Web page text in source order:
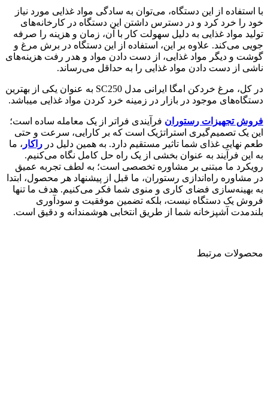
با استفاده از این دستگاه، می‌توان به سادگی مواد غذایی مورد نیاز
خود را خرد کرد و در دسترس داشتن این دستگاه در کارخانه‌های
تولید مواد غذایی به دلیل سهولت کار با آن، زمان و هزینه را صرفه
جویی می‌کند. علاوه بر این، استفاده از این دستگاه در برش مرغ و
گوشت و دیگر مواد غذایی، از دست دادن مواد و هدر رفت هزینه‌های
ناشی از دست دادن مواد غذایی را به حداقل می‌رساند.
در کل، مرغ خردکن امگا ایرانی مدل SC250 به عنوان یکی از بهترین
دستگاه‌های موجود در بازار در زمینه خرد کردن مواد غذایی میباشد.
فروش تجهیزات رستوران فرآیندی فراتر از یک معامله ساده است؛
این یک تصمیم‌گیری استراتژیک است که بر کارایی، سرعت و حتی
طعم نهایی غذای شما تاثیر مستقیم دارد. به همین دلیل در راکار ، ما
به این فرآیند به عنوان بخشی از یک راه حل کامل نگاه می‌کنیم.
رویکرد ما مبتنی بر مشاوره تخصصی است؛ به لطف تجربه عمیق
در مشاوره راه‌اندازی رستوران، ما قبل از پیشنهاد هر محصول، ابتدا
به بهینه‌سازی فضای کاری و منوی شما فکر می‌کنیم. هدف ما تنها
فروش یک دستگاه نیست، بلکه تضمین موفقیت و سودآوری
بلندمدت آشپزخانه شما از طریق انتخابی هوشمندانه و دقیق است.
محصولات مرتبط